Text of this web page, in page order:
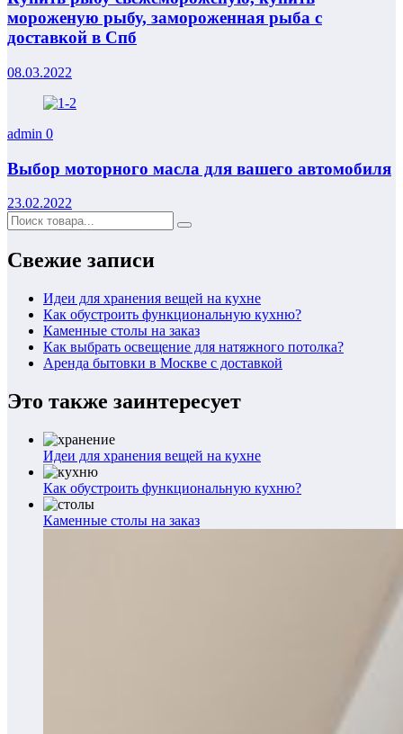
мороженую рыбу, замороженная рыба с
доставкой в Спб
08.03.2022
admin 0
Выбор моторного масла для вашего автомобиля
23.02.2022
Свежие записи
Идеи для хранения вещей на кухне
Как обустроить функциональную кухню?
Каменные столы на заказ
Как выбрать освещение для натяжного потолка?
Аренда бытовки в Москве с доставкой
Это также заинтересует
Идеи для хранения вещей на кухне
Как обустроить функциональную кухню?
Каменные столы на заказ